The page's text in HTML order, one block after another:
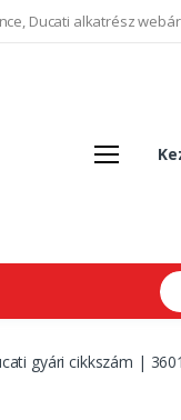
Ducati alkatrész
gyári cikkszám |